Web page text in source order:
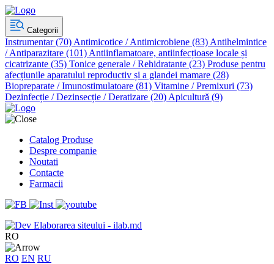
Categorii
Instrumentar (70) Antimicotice / Antimicrobiene (83) Antihelmintice
/ Antiparazitare (101) Antiinflamatoare, antiinfecțioase locale și
cicatrizante (35) Tonice generale / Rehidratante (23) Produse pentru
afecțiunile aparatului reproductiv și a glandei mamare (28)
Biopreparate / Imunostimulatoare (81) Vitamine / Premixuri (73)
Dezinfecție / Dezinsecție / Deratizare (20) Apicultură (9)
Catalog Produse
Despre companie
Noutati
Contacte
Farmacii
Elaborarea siteului - ilab.md
RO
RO EN RU